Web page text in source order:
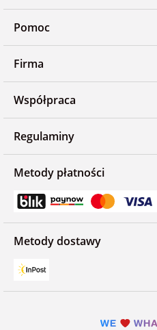
Pomoc
Firma
Współpraca
Regulaminy
Metody płatności
Metody dostawy